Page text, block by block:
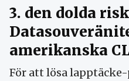
3. den dolda
amerikanska
För att lösa